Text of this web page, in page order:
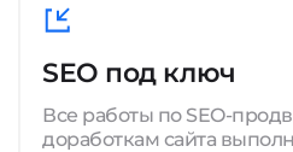
SEO под ключ
Все работы по SEO-
доработкам сайта